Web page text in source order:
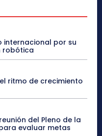
internacional por su
robótica
ritmo de crecimiento
del Pleno de la
evaluar metas